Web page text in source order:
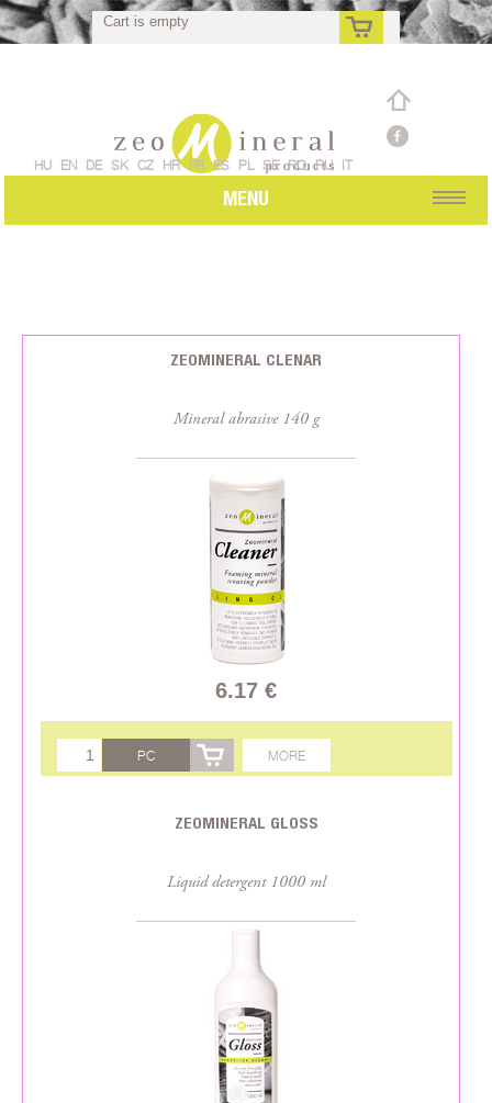
Cart is empty
rs
HU EN DE SK CZ HR FR ES PL SE RO RU IT
MENU
ZEOMINERAL CLENAR
Mineral abrasive 140 g
6.17 €
PC MORE
ZEOMINERAL GLOSS
Liquid detergent 1000 ml